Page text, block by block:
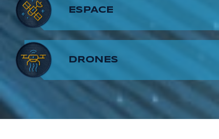
7
8
9
6
7
8
8
9
ESPACE
DRONES